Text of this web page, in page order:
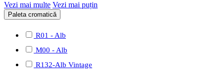
Vezi mai multe Vezi mai puțin
Paleta cromatică
R01 - Alb
M00 - Alb
R132-Alb Vintage